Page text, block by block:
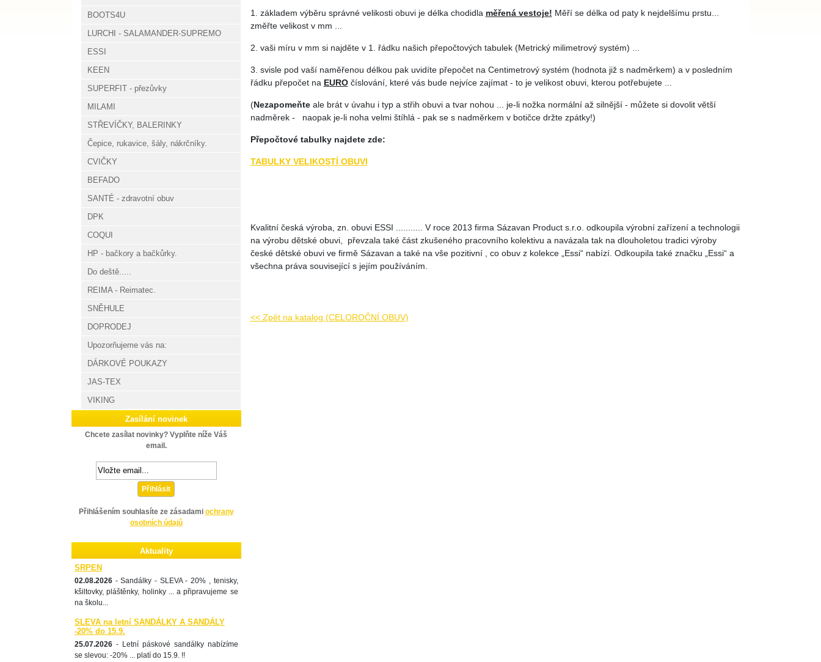
1. základem výběru správné velikosti obuvi je délka chodidla měřená vestoje! Měří se délka od paty k nejdelšímu prstu...
změřte velikost v mm ...
2. vaši míru v mm si najděte v 1. řádku našich přepočtových tabulek (Metrický milimetrový systém) ...
3. svisle pod vaší naměřenou délkou pak uvidíte přepočet na Centimetrový systém (hodnota již s nadměrkem) a v posledním
řádku přepočet na EUROčíslování, které vás bude nejvíce zajímat - to je velikost obuvi, kterou potřebujete ...
(Nezapomeňteale brát v úvahu i typ a střih obuvi a tvar nohou ... je-li nožka normální až silnější - můžete si dovolit větší
nadměrek - naopak je-li noha velmi štíhlá - pak se s nadměrkem v botičce držte zpátky!)
Přepočtové tabulky najdete zde:
TABULKY VELIKOSTÍ OBUVI
Kvalitní česká výroba, zn. obuvi ESSI ........... V roce 2013 firma Sázavan Product s.r.o. odkoupila výrobní zařízení a technologii
na výrobu dětské obuvi, převzala také část zkušeného pracovního kolektivu a navázala tak na dlouholetou tradici výroby
české dětské obuvi ve firmě Sázavan a také na vše pozitivní , co obuv z kolekce „Essi“ nabízí. Odkoupila také značku „Essi“ a
všechna práva související s jejím používáním.
<< Zpět na katalog (CELOROČNÍ OBUV)
BOOTS4U
LURCHI - SALAMANDER-SUPREMO
ESSI
KEEN
SUPERFIT - přezůvky
MILAMI
STŘEVÍČKY, BALERINKY
Čepice, rukavice, šály, nákrčníky.
CVIČKY
BEFADO
SANTÉ - zdravotní obuv
DPK
COQUI
HP - bačkory a bačkůrky.
Do deště.....
REIMA - Reimatec.
SNĚHULE
DOPRODEJ
Upozorňujeme vás na:
DÁRKOVÉ POUKAZY
JAS-TEX
VIKING
Zasílání novinek
Chcete zasílat novinky? Vyplňte níže Váš
email.
Přihlásit
Přihlášením souhlasíte ze zásadami ochrany
osobních údajů
Aktuality
SRPEN
02.08.2026 - Sandálky - SLEVA - 20% , tenisky,
kšiltovky, pláštěnky, holinky ... a připravujeme se
na školu...
SLEVA na letní SANDÁLKY A SANDÁLY
-20% do 15.9.
25.07.2026 - Letní páskové sandálky nabízíme
se slevou: -20% ... platí do 15.9. !!